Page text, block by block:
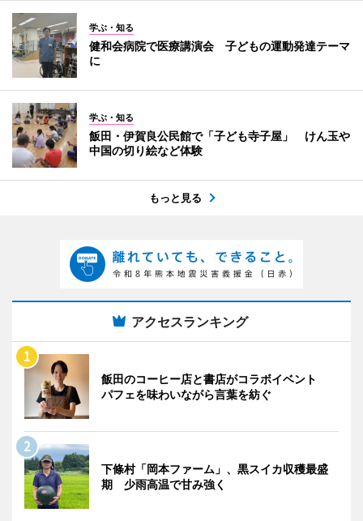
学ぶ・知る
健和会病院で医療講演会 子どもの運動発達テーマ
に
学ぶ・知る
飯田・伊賀良公民館で「子ども寺子屋」 けん玉や
中国の切り絵など体験
もっと見る
アクセスランキング
飯田のコーヒー店と書店がコラボイベント
パフェを味わいながら言葉を紡ぐ
下條村「岡本ファーム」、黒スイカ収穫最盛
期 少雨高温で甘み強く